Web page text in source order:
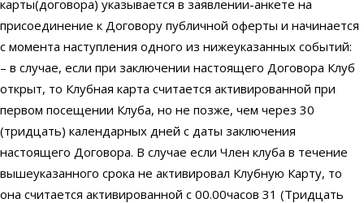
карты(договора) указывается в заявлении-анкете на
присоединение к Договору публичной оферты и начинается
с момента наступления одного из нижеуказанных событий:
– в случае, если при заключении настоящего Договора Клуб
открыт, то Клубная карта считается активированной при
первом посещении Клуба, но не позже, чем через 30
(тридцать) календарных дней с даты заключения
настоящего Договора. В случае если Член клуба в течение
вышеуказанного срока не активировал Клубную Карту, то
она считается активированной с 00.00часов 31 (Тридцать